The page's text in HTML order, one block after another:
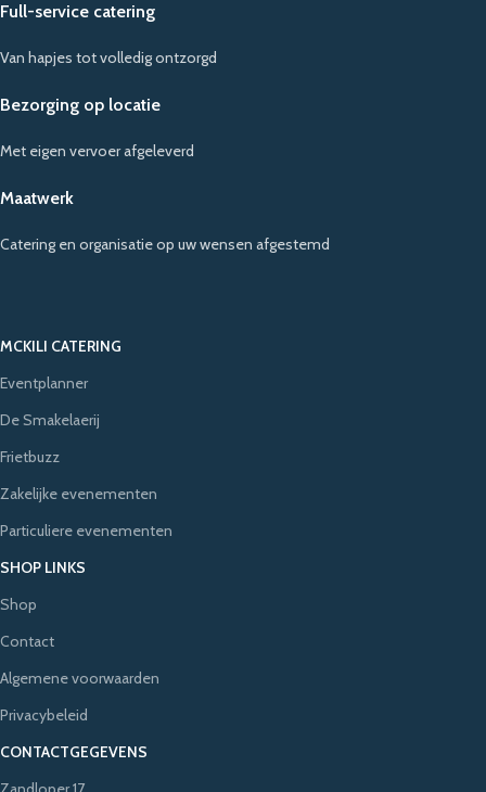
Full-service catering
Van hapjes tot volledig ontzorgd
Bezorging op locatie
Met eigen vervoer afgeleverd
Maatwerk
Catering en organisatie op uw wensen afgestemd
MCKILI CATERING
Eventplanner
De Smakelaerij
Frietbuzz
Zakelijke evenementen
Particuliere evenementen
SHOP LINKS
Shop
Contact
Algemene voorwaarden
Privacybeleid
CONTACTGEGEVENS